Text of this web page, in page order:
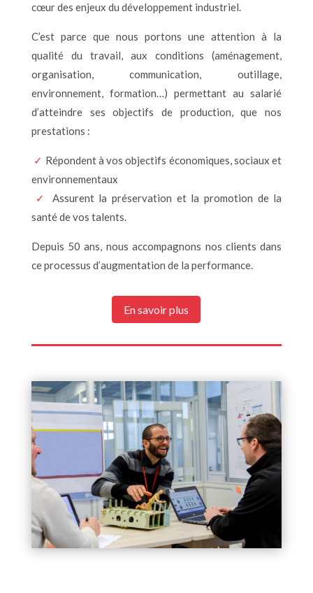
cœur des enjeux du développement industriel.
C’est parce que nous portons une attention à la
qualité du travail, aux conditions (aménagement,
organisation, communication, outillage,
environnement, formation…) permettant au salarié
d’atteindre ses objectifs de production, que nos
prestations :
✓ Répondent à vos objectifs économiques, sociaux et
environnementaux
✓ Assurent la préservation et la promotion de la
santé de vos talents.
Depuis 50 ans, nous accompagnons nos clients dans
ce processus d’augmentation de la performance.
En savoir plus